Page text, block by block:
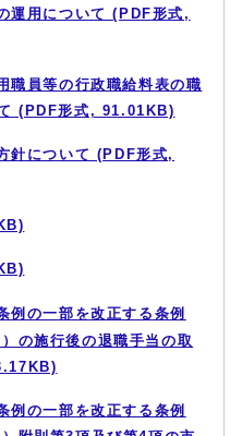
運用について (PDF形式,
職員等の行政職給料表の職
(PDF形式, 91.01KB)
針について (PDF形式,
例の一部を改正する条例
の施行後の退職手当の取
例の一部を改正する条例